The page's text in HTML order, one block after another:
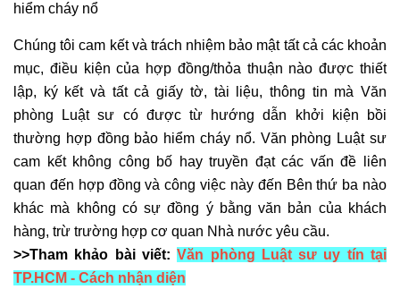
hiểm cháy nổ
Chúng tôi cam kết và trách nhiệm bảo mật tất cả các khoản
mục, điều kiện của hợp đồng/thỏa thuận nào được thiết
lập, ký kết và tất cả giấy tờ, tài liệu, thông tin mà Văn
phòng Luật sư có được từ hướng dẫn khởi kiện bồi
thường hợp đồng bảo hiểm cháy nổ. Văn phòng Luật sư
cam kết không công bố hay truyền đạt các vấn đề liên
quan đến hợp đồng và công việc này đến Bên thứ ba nào
khác mà không có sự đồng ý bằng văn bản của khách
hàng, trừ trường hợp cơ quan Nhà nước yêu cầu.
>>Tham khảo bài viết:Văn phòng Luật sư uy tín tại
TP.HCM - Cách nhận diện